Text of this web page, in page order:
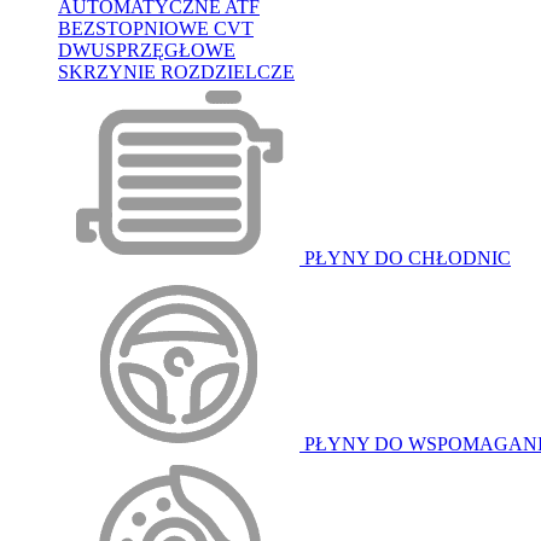
AUTOMATYCZNE ATF
BEZSTOPNIOWE CVT
DWUSPRZĘGŁOWE
SKRZYNIE ROZDZIELCZE
PŁYNY DO CHŁODNIC
PŁYNY DO